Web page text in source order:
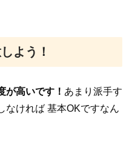
よう！
が高いです！ あまり派手す
なければ 基本OKですなん